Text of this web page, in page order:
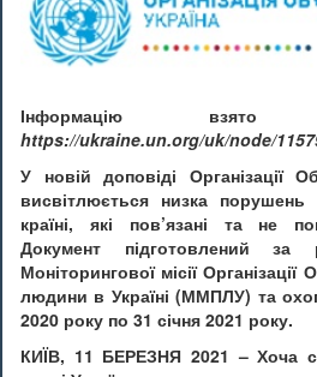
Інформацію
https://ukraine.un.org/uk/node/
У новій доповіді Організації
висвітлюється низка
країні, які пов’язані та не
Документ підготовлений за
Моніторингової місії
людини в Україні (ММПЛУ) та
2020 року по 31 січня 2021 року.
КИЇВ, 11 БЕРЕЗНЯ 2021 – Хоча